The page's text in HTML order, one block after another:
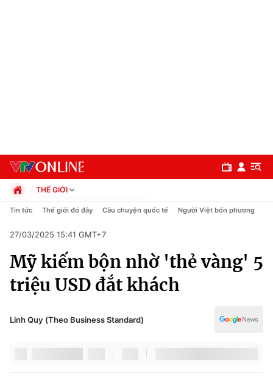
Chuyên mục
Chính trị
Pháp luật
THẾ GIỚI
Chính trị
Pháp luật
Kinh tế
Thể thao
Truyền hình
Y tế
Công nghệ
Tin tức Thế giới đó đây Câu chuyện quốc tế Người Việt bốn phương
27/03/2025 15:41 GMT+7
Mỹ kiếm bộn nhờ 'thẻ vàng' 5
triệu USD đắt khách
Linh Quy (Theo Business Standard)